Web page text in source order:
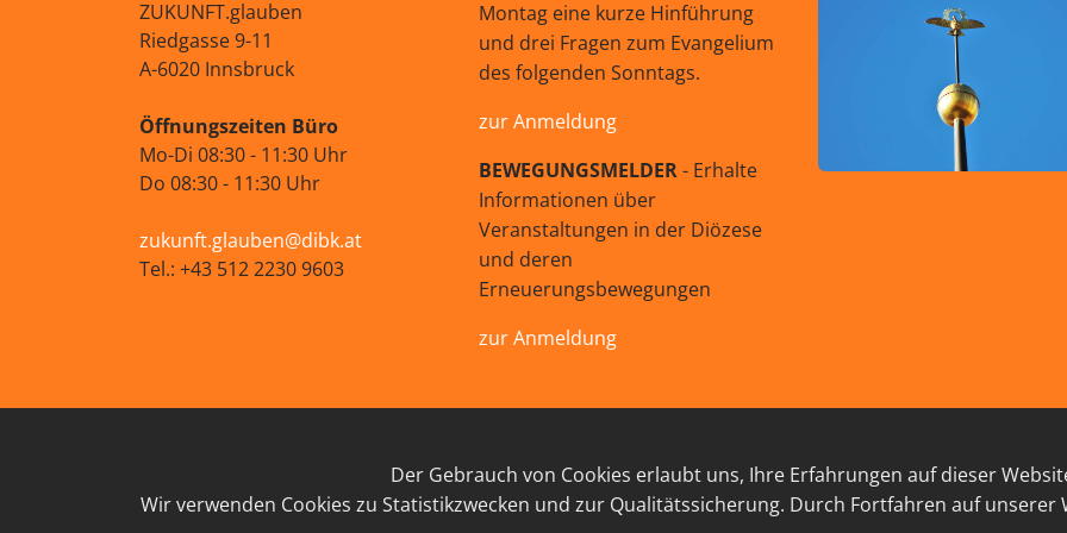
Der Gebrauch von Cookies erlaubt uns, Ihre Erfahrungen auf dieser
Wir verwenden Cookies zu Statistikzwecken und zur Qualitätssicherung. Durch Fortfahren auf unserer
ZUKUNFT.glauben
Riedgasse 9-11
A-6020 Innsbruck
Öffnungszeiten Büro
Mo-Di 08:30 - 11:30 Uhr
Do 08:30 - 11:30 Uhr
zukunft.glauben@dibk.at
Tel.: +43 512 2230 9603
Montag eine kurze Hinführung
und drei Fragen zum Evangelium
des folgenden Sonntags.
zur Anmeldung
BEWEGUNGSMELDER- Erhalte
Informationen über
Veranstaltungen in der Diözese
und deren
Erneuerungsbewegungen
zur Anmeldung
IMPRESSUM
LINKSAMMLUNG DATENSCHUTZ